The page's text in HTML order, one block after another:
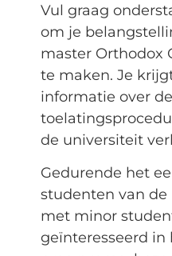
Vul graag
om je
master Orthodox
te maken. Je
informatie over de
de universiteit
Gedurende het
studenten van
met minor
geïnteresseerd in